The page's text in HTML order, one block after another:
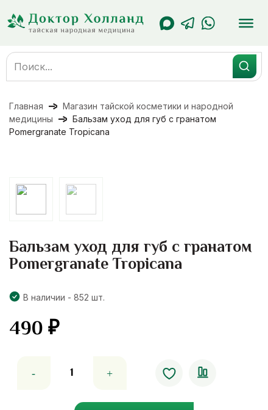
содержанию
Search
for:
Главная
Магазин тайской косметики и народной
медицины
Бальзам уход для губ с гранатом
Pomergranate Tropicana
Бальзам уход для губ с гранатом
Pomergranate Tropicana
В наличии - 852 шт.
490₽
товара